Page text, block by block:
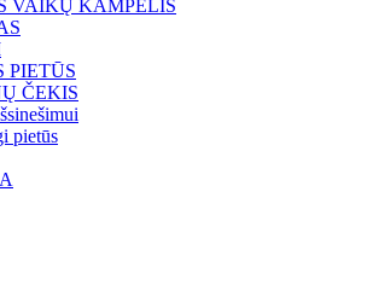
VAIKŲ KAMPELIS
PIETŪS
ČEKIS
pietūs